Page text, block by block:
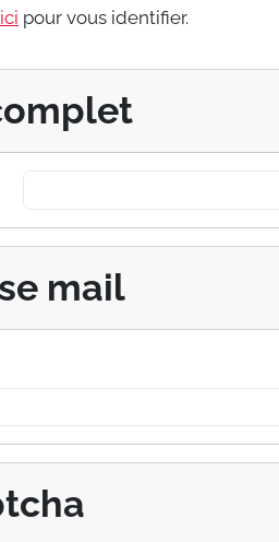
pour vous identifier.
mail